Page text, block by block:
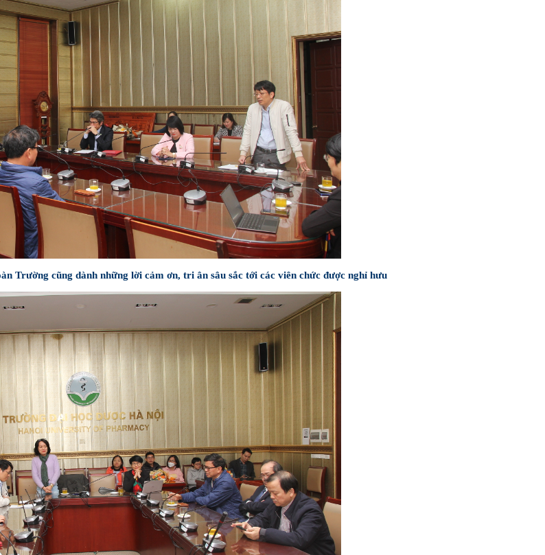
Trường cũng dành những lời cảm ơn, tri ân sâu sắc tới các viên chức được nghỉ hưu